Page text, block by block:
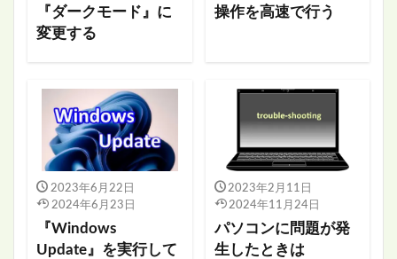
『ダークモード』に
変更する
操作を高速で行う
2023年6月22日
2024年6月23日
『Windows
Update』を実行して
2023年2月11日
2024年11月24日
パソコンに問題が発
生したときは